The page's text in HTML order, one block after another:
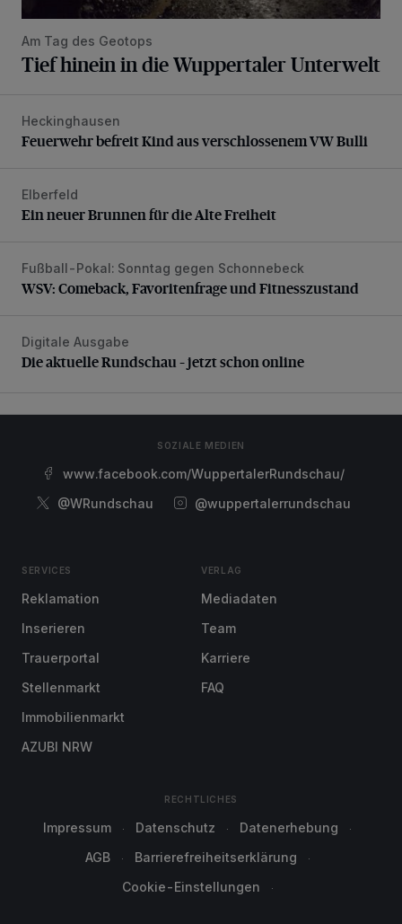
Am Tag des Geotops
Tief hinein in die Wuppertaler Unterwelt
Feuerwehr befreit Kind aus verschlossenem VW Bulli
Heckinghausen
Feuerwehr befreit Kind aus verschlossenem VW Bulli
Ein neuer Brunnen für die Alte Freiheit
Elberfeld
Ein neuer Brunnen für die Alte Freiheit
WSV: Comeback, Favoritenfrage und Fitnesszustand
Fußball-Pokal: Sonntag gegen Schonnebeck
WSV: Comeback, Favoritenfrage und Fitnesszustand
Die aktuelle Rundschau – jetzt schon online
Digitale Ausgabe
Die aktuelle Rundschau – jetzt schon online
SOZIALE MEDIEN
www.facebook.com/WuppertalerRundschau/
@WRundschau
@wuppertalerrundschau
SERVICES
Reklamation
Inserieren
Trauerportal
Stellenmarkt
Immobilienmarkt
AZUBI NRW
VERLAG
Mediadaten
Team
Karriere
FAQ
RECHTLICHES
Impressum Datenschutz
Datenerhebung
AGB
Barrierefreiheitserklärung
Cookie-Einstellungen